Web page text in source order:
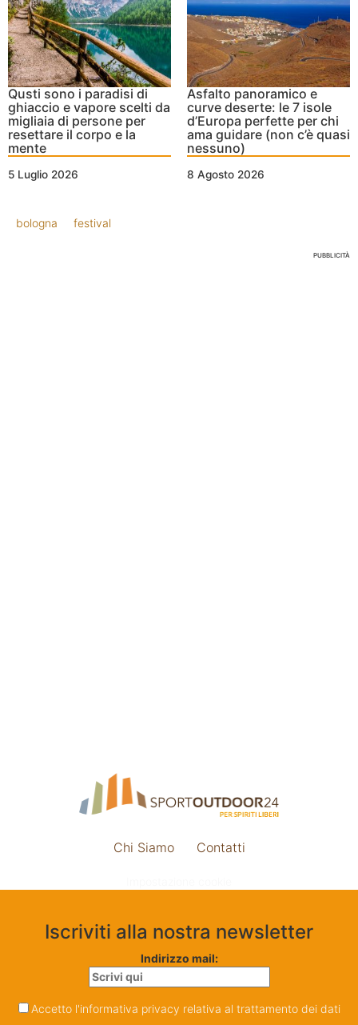
Qusti sono i paradisi di
ghiaccio e vapore scelti da
migliaia di persone per
resettare il corpo e la
mente
5 Luglio 2026
Asfalto panoramico e
curve deserte: le 7 isole
d’Europa perfette per chi
ama guidare (non c’è quasi
nessuno)
8 Agosto 2026
bologna festival
PUBBLICITÀ
Chi Siamo Contatti
Iscriviti alla nostra newsletter
Indirizzo mail:
Accetto l'informativa privacy relativa al trattamento dei dati